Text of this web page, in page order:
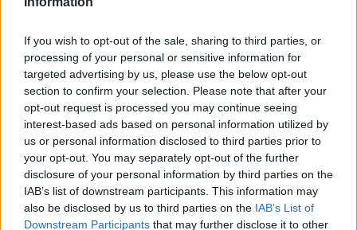
If you wish to opt-out of the sale, sharing to third parties, or
processing of your personal or sensitive information for
targeted advertising by us, please use the below opt-out
section to confirm your selection. Please note that after your
opt-out request is processed you may continue seeing
interest-based ads based on personal information utilized by
us or personal information disclosed to third parties prior to
your opt-out. You may separately opt-out of the further
disclosure of your personal information by third parties on the
IAB’s list of downstream participants. This information may
also be disclosed by us to third parties on the IAB’s List of
Downstream Participants that may further disclose it to other
A szervezők kiemelik például a nyergesújfalui hun áldozati
aranyleleteket, melyekben csatok és különféle veretek
mellett többek között egy aranyozott ezüst nyeregveret is
található. A kisbárkányi Árpád-kori temető gazdag
leletanyaga mellett több sírt is bemutat a kiállítás, amely
több mint 400 tárgy segítségével az őskortól a 18. századig
kalauzolja a látogatókat.
A tárlat a terepmunka mellett az önkéntesek múzeumi